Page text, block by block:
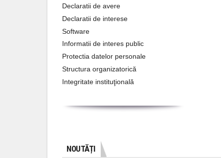
Declaratii de avere
Declaratii de interese
Software
Informatii de interes public
Protectia datelor personale
Structura organizatorică
Integritate instituţională
NOUTĂȚI